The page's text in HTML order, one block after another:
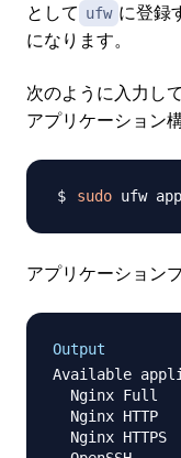
として ufw に登録
になります。
次のように入力して
アプリケーション
sudo
アプリケーション
Output
Available
  Nginx Full
  Nginx HTTP
  Nginx HTTPS